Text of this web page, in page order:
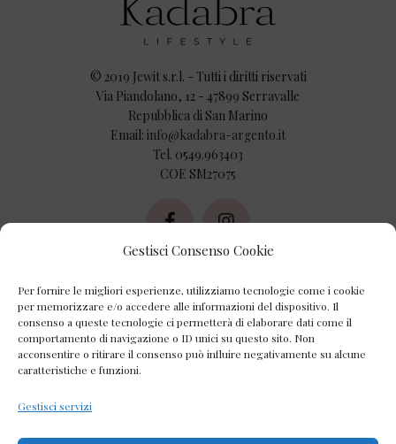
Gestisci Consenso Cookie
Per fornire le migliori esperienze, utilizziamo tecnologie come i cookie
per memorizzare e/o accedere alle informazioni del dispositivo. Il
consenso a queste tecnologie ci permetterà di elaborare dati come il
comportamento di navigazione o ID unici su questo sito. Non
acconsentire o ritirare il consenso può influire negativamente su alcune
caratteristiche e funzioni.
Gestisci servizi
© 2019 Jewit s.r.l. - Tutti i diritti riservati
Via Piandolano, 12 - 47899 Serravalle
Repubblica di San Marino
Email: info@kadabra-argento.it
Tel. 0549.963403
COE SM27075
AZIENDA
Chi Siamo
Contatti